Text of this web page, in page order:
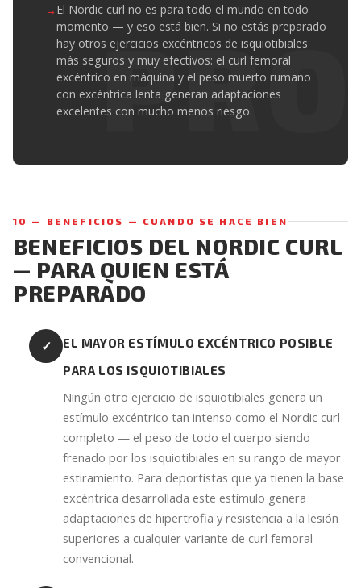
El Nordic curl no es para todo el mundo en todo
momento — y eso está bien. Si no estás preparado
hay otros ejercicios excéntricos de isquiotibiales
más seguros y muy efectivos: el curl femoral
excéntrico en máquina y el peso muerto rumano
con excéntrica lenta generan adaptaciones
excelentes con mucho menos riesgo.
10 — BENEFICIOS — CUANDO SE HACE BIEN
BENEFICIOS DEL NORDIC CURL
— PARA QUIEN ESTÁ
PREPARADO
✓
EL MAYOR ESTÍMULO EXCÉNTRICO POSIBLE
PARA LOS ISQUIOTIBIALES
Ningún otro ejercicio de isquiotibiales genera un
estímulo excéntrico tan intenso como el Nordic curl
completo — el peso de todo el cuerpo siendo
frenado por los isquiotibiales en su rango de mayor
estiramiento. Para deportistas que ya tienen la base
excéntrica desarrollada este estímulo genera
adaptaciones de hipertrofia y resistencia a la lesión
superiores a cualquier variante de curl femoral
convencional.